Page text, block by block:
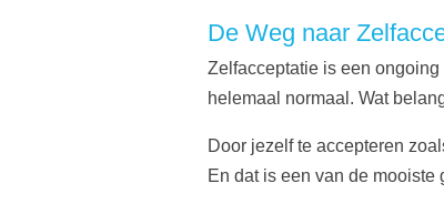
De Weg naar
Zelfacceptatie is een
helemaal normaal. Wat
Door jezelf te accepteren
En dat is een van de